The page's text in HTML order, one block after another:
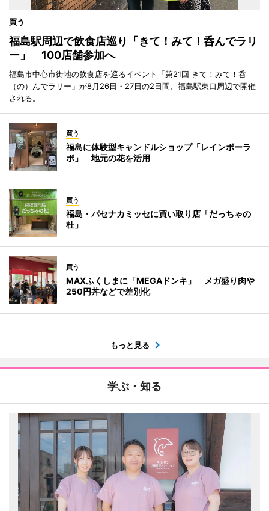
買う
福島駅周辺で飲食店巡り「きて！みて！呑んでラリ
ー」 100店舗参加へ
福島市中心市街地の飲食店を巡るイベント「第21回 きて！みて！呑
（の）んでラリー」が8月26日・27日の2日間、福島駅東口周辺で開催
される。
買う
福島に体験型キャンドルショップ「レインボーラ
ボ」 地元の花を活用
買う
福島・パセナカミッセに買い取り店「だっちゃの
杜」
買う
MAXふくしまに「MEGAドンキ」 メガ盛り肉や
250円丼などで差別化
もっと見る
学ぶ・知る